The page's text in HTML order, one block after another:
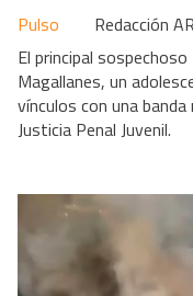
Redacción
Pulso
El principal
Magallanes, un
vínculos con una
Justicia Penal Juvenil.